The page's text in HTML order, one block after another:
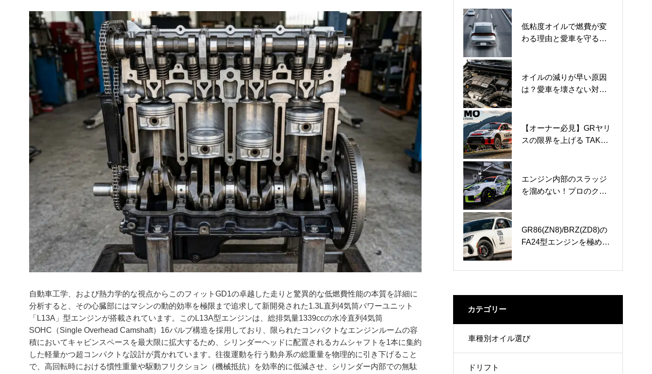
自動車工学、および熱力学的な視点からこのフィットGD1の卓越した走りと驚異的な低燃費性能の本質を詳細に
分析すると、その心臓部にはマシンの動的効率を極限まで追求して新開発された1.3L直列4気筒パワーユニット
「L13A」型エンジンが搭載されています。このL13A型エンジンは、総排気量1339ccの水冷直列4気筒
SOHC（Single Overhead Camshaft）16バルブ構造を採用しており、限られたコンパクトなエンジンルームの容
積においてキャビンスペースを最大限に拡大するため、シリンダーヘッドに配置されるカムシャフトを1本に集約
した軽量かつ超コンパクトな設計が貫かれています。往復運動を行う動弁系の総重量を物理的に引き下げること
で、高回転時における慣性重量や駆動フリクション（機械抵抗）を効率的に低減させ、シリンダー内部での無駄
低粘度オイルで燃費が変
わる理由と愛車を守るオ
オイルの減りが早い原因
は？愛車を壊さない対策
【オーナー必見】GRヤリ
スの限界を上げる TAKMO
エンジン内部のスラッジ
を溜めない！プロのクリ
GR86(ZN8)/BRZ(ZD8)の
FA24型エンジンを極め
【2026年7月】最新オイ
ル不足の真相！ナフサ・
2026年API規格の進化と
は？SP規格から最新
【代用不可】DH-2規格オ
イル不足に伴う【DL-1規
【プロが断言】新車
1000kmでのオイル交換は
0W-20エンジンオイルの
限界と真実！最新SQ規格
LSDの種類を徹底比較！
オープン・トルセン・機
ナンス術
エンジンオイルメーカー
が創る【プレミアムガラ
TAKMO（旧：TAKUMIモ
ーターオイル）、みんカ
【知っておきたい】エン
ジンオイルの交換時期の
高性能エンジンオイルX-
TREMEシリーズはなぜ最
カテゴリー
車種別オイル選び
ドリフト